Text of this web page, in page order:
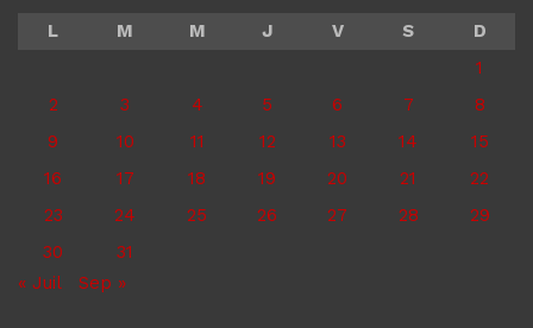
L
M M J V S
D
1
2
3 4 5 6 7
8
9
10 11 12 13 14
15
16
17 18 19 20 21
22
23
24 25 26 27 28
29
30
31
« Juil
Sep »